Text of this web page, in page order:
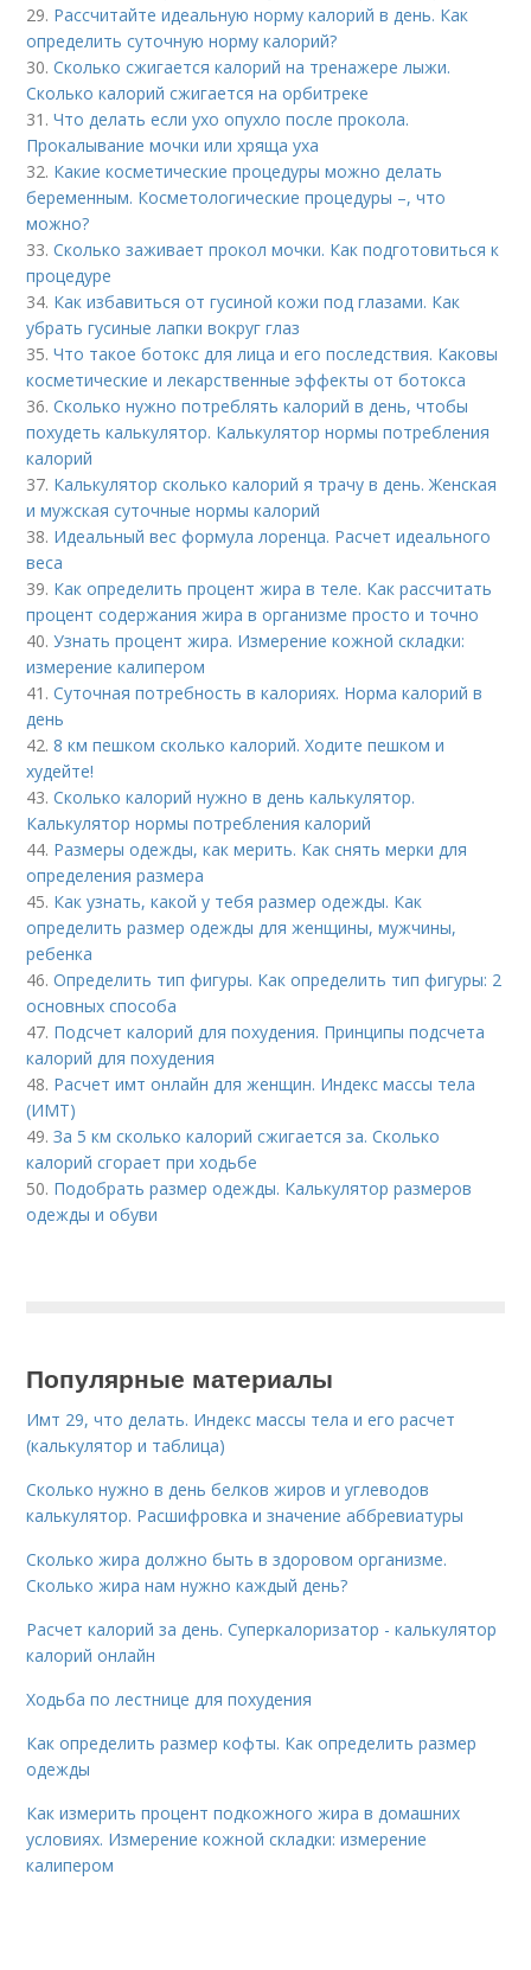
29. Рассчитайте идеальную норму калорий в день. Как
определить суточную норму калорий?
30.Сколько сжигается калорий на тренажере лыжи.
Сколько калорий сжигается на орбитреке
31.Что делать если ухо опухло после прокола.
Прокалывание мочки или хряща уха
32. Какие косметические процедуры можно делать
беременным. Косметологические процедуры –, что
можно?
33.Сколько заживает прокол мочки. Как подготовиться к
процедуре
34. Как избавиться от гусиной кожи под глазами. Как
убрать гусиные лапки вокруг глаз
35.Что такое ботокс для лица и его последствия. Каковы
косметические и лекарственные эффекты от ботокса
36.Сколько нужно потреблять калорий в день, чтобы
похудеть калькулятор. Калькулятор нормы потребления
калорий
37. Калькулятор сколько калорий я трачу в день. Женская
и мужская суточные нормы калорий
38. Идеальный вес формула лоренца. Расчет идеального
веса
39. Как определить процент жира в теле. Как рассчитать
процент содержания жира в организме просто и точно
40.Узнать процент жира. Измерение кожной складки:
измерение калипером
41.Суточная потребность в калориях. Норма калорий в
день
42.8 км пешком сколько калорий. Ходите пешком и
худейте!
43.Сколько калорий нужно в день калькулятор.
Калькулятор нормы потребления калорий
44. Размеры одежды, как мерить. Как снять мерки для
определения размера
45. Как узнать, какой у тебя размер одежды. Как
определить размер одежды для женщины, мужчины,
ребенка
46.Определить тип фигуры. Как определить тип фигуры: 2
основных способа
47. Подсчет калорий для похудения. Принципы подсчета
калорий для похудения
48. Расчет имт онлайн для женщин. Индекс массы тела
(ИМТ)
49.За 5 км сколько калорий сжигается за. Сколько
калорий сгорает при ходьбе
50. Подобрать размер одежды. Калькулятор размеров
одежды и обуви
Популярные материалы
Имт 29, что делать. Индекс массы тела и его расчет
(калькулятор и таблица)
Сколько нужно в день белков жиров и углеводов
калькулятор. Расшифровка и значение аббревиатуры
Сколько жира должно быть в здоровом организме.
Сколько жира нам нужно каждый день?
Расчет калорий за день. Суперкалоризатор - калькулятор
калорий онлайн
Ходьба по лестнице для похудения
Как определить размер кофты. Как определить размер
одежды
Как измерить процент подкожного жира в домашних
условиях. Измерение кожной складки: измерение
калипером